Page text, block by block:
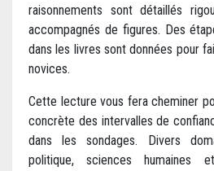
raisonnements sont détaillés
accompagnés de figures. Des
dans les livres sont données pour
novices.
Cette lecture vous fera cheminer
concrète des intervalles de
dans les sondages. Divers
politique, sciences humaines